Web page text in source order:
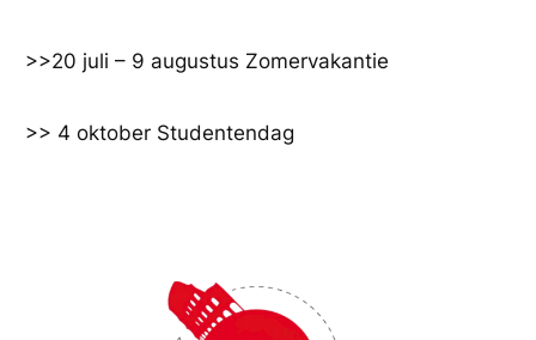
naar
>>20 juli – 9 augustus Zomervakantie
>> 4 oktober Studentendag